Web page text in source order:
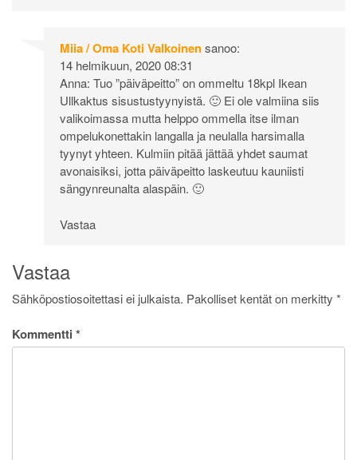
Miia / Oma Koti Valkoinensanoo:
14 helmikuun, 2020 08:31
Anna: Tuo ”päiväpeitto” on ommeltu 18kpl Ikean
Ullkaktus sisustustyynyistä. 🙂 Ei ole valmiina siis
valikoimassa mutta helppo ommella itse ilman
ompelukonettakin langalla ja neulalla harsimalla
tyynyt yhteen. Kulmiin pitää jättää yhdet saumat
avonaisiksi, jotta päiväpeitto laskeutuu kauniisti
sängynreunalta alaspäin. 🙂
Vastaa
Vastaa
Sähköpostiosoitettasi ei julkaista. Pakolliset kentät on merkitty *
Kommentti *